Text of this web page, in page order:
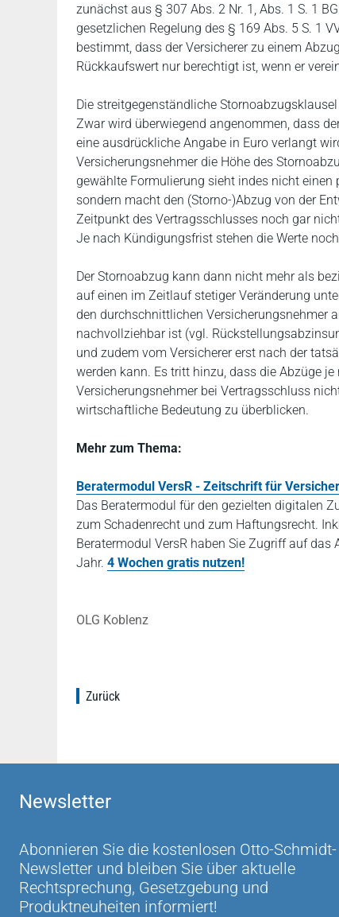
zunächst aus § 307 Abs. 2 Nr. 1, Abs. 1 S. 1
gesetzlichen Regelung des § 169 Abs. 5 S. 1
bestimmt, dass der Versicherer zu einem
Rückkaufswert nur berechtigt ist, wenn er
Die streitgegenständliche
Zwar wird überwiegend angenommen, dass
eine ausdrückliche Angabe in Euro verlangt
Versicherungsnehmer die Höhe des
gewählte Formulierung sieht indes nicht
sondern macht den (Storno-)Abzug von der
Zeitpunkt des Vertragsschlusses noch gar
Je nach Kündigungsfrist stehen die Werte
Der Stornoabzug kann dann nicht mehr als
auf einen im Zeitlauf stetiger Veränderung
den durchschnittlichen Versicherungsnehmer
nachvollziehbar ist (vgl.
und zudem vom Versicherer erst nach der
werden kann. Es tritt hinzu, dass die Abzüge
Versicherungsnehmer bei Vertragsschluss
wirtschaftliche Bedeutung zu überblicken.
Mehr zum Thema:
Beratermodul VersR - Zeitschrift für
Das Beratermodul für den gezielten digitalen
zum Schadenrecht und zum Haftungsrecht.
Beratermodul VersR haben Sie Zugriff auf
Jahr. 4 Wochen gratis nutzen!
OLG Koblenz
Zurück
Newsletter
Abonnieren Sie die kostenlosen Otto-Schmidt-
Newsletter und bleiben Sie über aktuelle
Rechtsprechung, Gesetzgebung und
Produktneuheiten informiert!